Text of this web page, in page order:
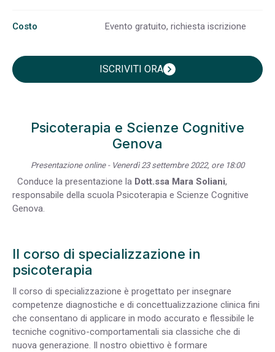
Costo Evento gratuito, richiesta iscrizione
ISCRIVITI ORAchevron_right
Psicoterapia e Scienze Cognitive
Genova
Presentazione online - Venerdì 23 settembre 2022, ore 18:00
Conduce la presentazione la Dott.ssa Mara Soliani,
responsabile della scuola Psicoterapia e Scienze Cognitive
Genova.
Il corso di specializzazione in
psicoterapia
Il corso di specializzazione è progettato per insegnare
competenze diagnostiche e di concettualizzazione clinica fini
che consentano di applicare in modo accurato e flessibile le
tecniche cognitivo-comportamentali sia classiche che di
nuova generazione. Il nostro obiettivo è formare